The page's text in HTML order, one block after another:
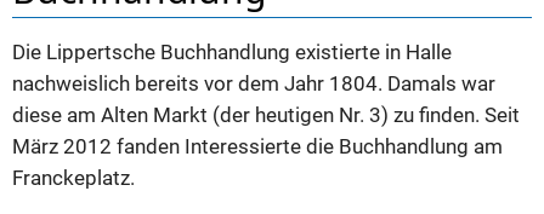
Die Lippertsche Buchhandlung existierte in Halle
nachweislich bereits vor dem Jahr 1804. Damals war
diese am Alten Markt (der heutigen Nr. 3) zu finden. Seit
März 2012 fanden Interessierte die Buchhandlung am
Franckeplatz.